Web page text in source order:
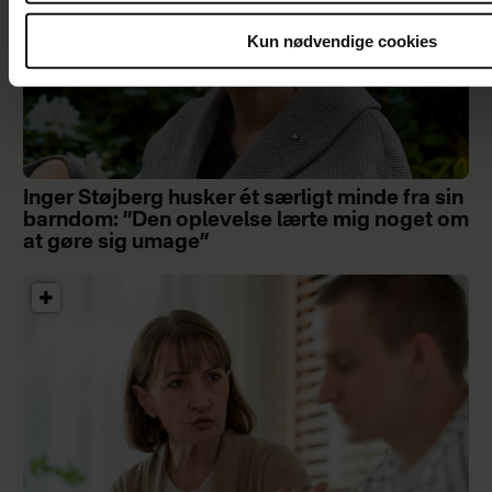
Kun nødvendige cookies
Inger Støjberg husker ét særligt minde fra sin
barndom: ”Den oplevelse lærte mig noget om
at gøre sig umage”